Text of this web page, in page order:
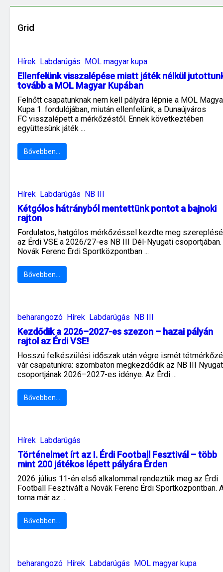
Grid
Hírek Labdarúgás MOL magyar kupa
Ellenfelünk visszalépése miatt játék nélkül
tovább a MOL Magyar Kupában
Felnőtt csapatunknak nem kell pályára lépnie a MOL
Kupa 1. fordulójában, miután ellenfelünk, a Dunaújváros
FC visszalépett a mérkőzéstől. Ennek következtében
együttesünk játék ...
Bővebben…
Hírek Labdarúgás NB III
Kétgólos hátrányból mentettünk pontot a bajnoki
rajton
Fordulatos, hatgólos mérkőzéssel kezdte meg
az Érdi VSE a 2026/27-es NB III Dél-Nyugati csoportjában.
Novák Ferenc Érdi Sportközpontban ...
Bővebben…
beharangozó Hírek Labdarúgás NB III
Kezdődik a 2026–2027-es szezon – hazai pályán
rajtol az Érdi VSE!
Hosszú felkészülési időszak után végre ismét
vár csapatunkra: szombaton megkezdődik az NB III
csoportjának 2026–2027-es idénye. Az Érdi ...
Bővebben…
Hírek Labdarúgás
Történelmet írt az I. Érdi Football Fesztivál – több
mint 200 játékos lépett pályára Érden
2026. július 11-én első alkalommal rendeztük meg az Érdi
Football Fesztivált a Novák Ferenc Érdi Sportközpontban.
torna már az ...
Bővebben…
beharangozó Hírek Labdarúgás MOL magyar kupa